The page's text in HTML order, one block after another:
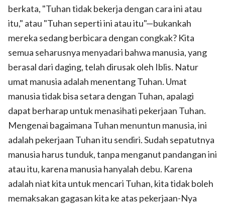
berkata, "Tuhan tidak bekerja dengan cara ini atau
itu," atau "Tuhan seperti ini atau itu"—bukankah
mereka sedang berbicara dengan congkak? Kita
semua seharusnya menyadari bahwa manusia, yang
berasal dari daging, telah dirusak oleh Iblis. Natur
umat manusia adalah menentang Tuhan. Umat
manusia tidak bisa setara dengan Tuhan, apalagi
dapat berharap untuk menasihati pekerjaan Tuhan.
Mengenai bagaimana Tuhan menuntun manusia, ini
adalah pekerjaan Tuhan itu sendiri. Sudah sepatutnya
manusia harus tunduk, tanpa menganut pandangan ini
atau itu, karena manusia hanyalah debu. Karena
adalah niat kita untuk mencari Tuhan, kita tidak boleh
memaksakan gagasan kita ke atas pekerjaan-Nya